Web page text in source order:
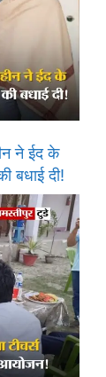
ने ईद के
बधाई दी!